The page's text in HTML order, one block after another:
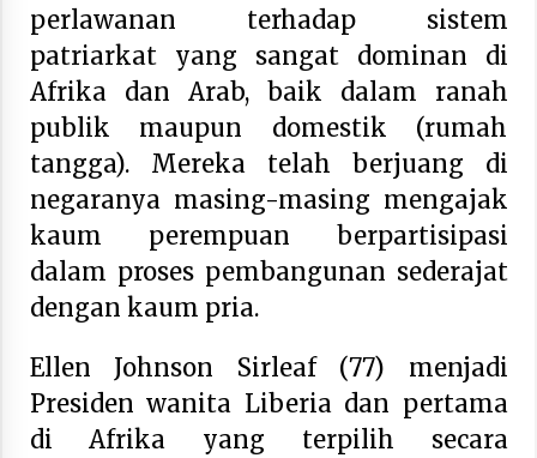
perlawanan terhadap sistem
patriarkat yang sangat dominan di
Afrika dan Arab, baik dalam ranah
publik maupun domestik (rumah
tangga). Mereka telah berjuang di
negaranya masing-masing mengajak
kaum perempuan berpartisipasi
dalam proses pembangunan sederajat
dengan kaum pria.
Ellen Johnson Sirleaf (77) menjadi
Presiden wanita Liberia dan pertama
di Afrika yang terpilih secara